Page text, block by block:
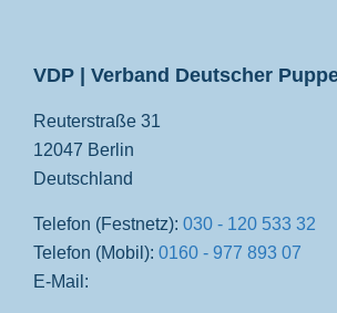
VDP | Verband Deutscher
Reuterstraße 31
12047 Berlin
Deutschland
Telefon (Festnetz): 030 - 120 533 32
Telefon (Mobil): 0160 - 977 893 07
E-Mail: